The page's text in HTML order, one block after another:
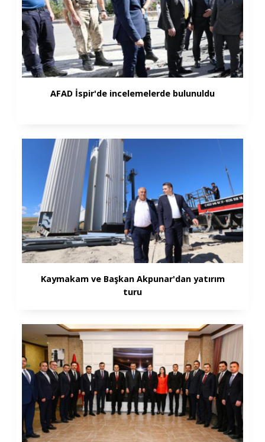
AFAD İspir'de incelemelerde bulunuldu
Kaymakam ve Başkan Akpunar'dan yatırım
turu